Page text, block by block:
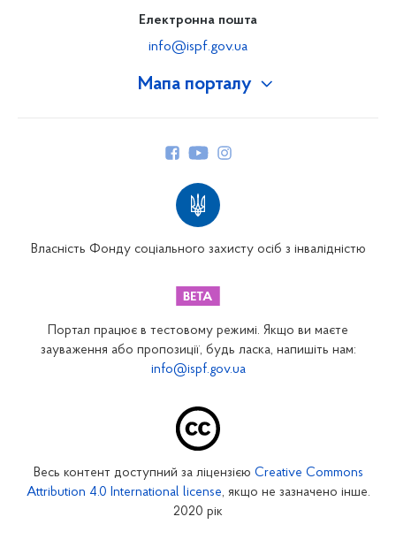
Мапа порталу
Закарпатське відділення
Запорізьке відділення
Кіровоградське відділення
Електронна пошта
info@ispf.gov.ua
Власність Фонду соціального захисту осіб з інвалідністю
Портал працює в тестовому режимі. Якщо ви маєте
зауваження або пропозиції, будь ласка, напишіть нам:
info@ispf.gov.ua
Весь контент доступний за ліцензією Creative Commons
Attribution 4.0 International license, якщо не зазначено інше.
2020 рік